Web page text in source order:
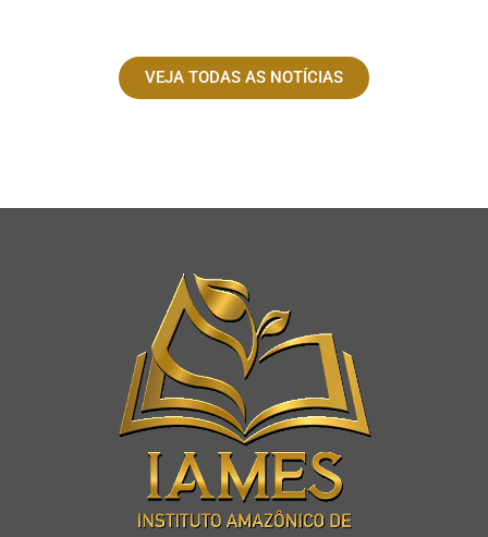
VEJA TODAS AS NOTÍCIAS